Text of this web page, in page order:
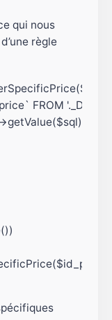
qui nous
règle